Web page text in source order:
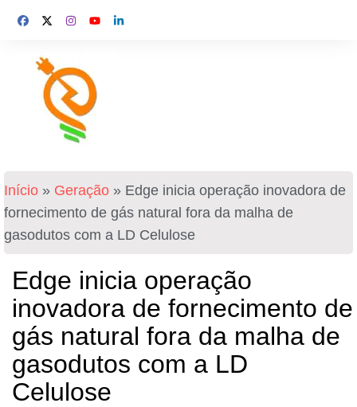
Início » Geração » Edge inicia operação inovadora de
fornecimento de gás natural fora da malha de
gasodutos com a LD Celulose
Edge inicia operação
inovadora de fornecimento de
gás natural fora da malha de
gasodutos com a LD
Celulose